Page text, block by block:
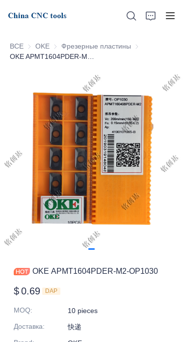
ВСЕ OKE OKEФрезерные пластины Фрезерные
OKE APMT1604PDER-M2-OP1030
$0.69 DAP
MOQ:
10 pieces
Доставка:
快递
Продукты
Новости
Поддержка